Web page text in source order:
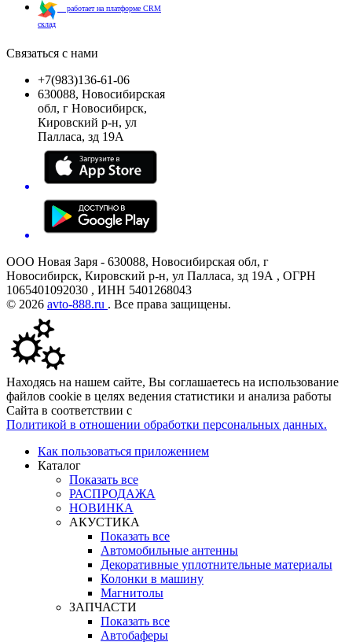
работает на платформе CRM
склад
Связаться с нами
+7(983)136-61-06
630088, Новосибирская
обл, г Новосибирск,
Кировский р-н, ул
Палласа, зд 19А
ООО Новая Заря - 630088, Новосибирская обл, г
Новосибирск, Кировский р-н, ул Палласа, зд 19А , ОГРН
1065401092030 , ИНН 5401268043
© 2026 avto-888.ru . Все права защищены.
Находясь на нашем сайте, Вы соглашаетесь на использование
файлов cookie в целях ведения статистики и анализа работы
Сайта в соответствии с
Политикой в отношении обработки персональных данных.
Как пользоваться приложением
Каталог
Показать все
РАСПРОДАЖА
НОВИНКА
АКУСТИКА
Показать все
Автомобильные антенны
Декоративные уплотнительные материалы
Колонки в машину
Магнитолы
ЗАПЧАСТИ
Показать все
Автобаферы